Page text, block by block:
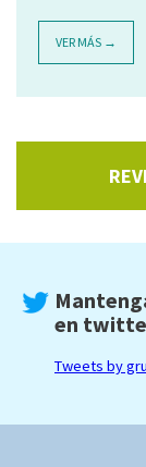
VER MÁS →
en
Tweets by